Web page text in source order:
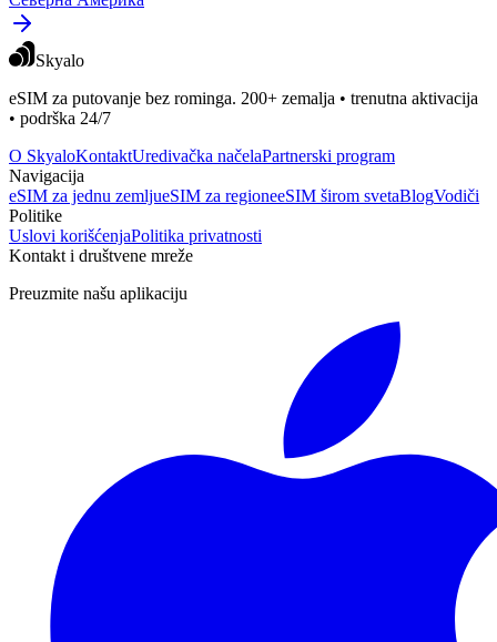
Skyalo
eSIM za putovanje bez rominga. 200+ zemalja • trenutna aktivacija
• podrška 24/7
O SkyaloKontaktUredivačka načelaPartnerski program
Navigacija
eSIM za jednu zemljueSIM za regioneeSIM širom svetaBlogVodiči
Politike
Uslovi korišćenjaPolitika privatnosti
Kontakt i društvene mreže
Preuzmite našu aplikaciju